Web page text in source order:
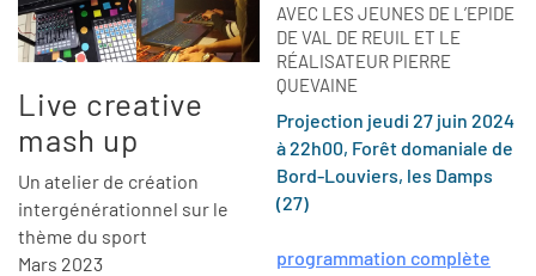
Live creative
mash up
Un atelier de création
intergénérationnel sur le
thème du sport
Mars 2023
AVEC LES JEUNES DE L’EPIDE
DE VAL DE REUIL ET LE
RÉALISATEUR PIERRE
QUEVAINE
Projection jeudi 27 juin 2024
à 22h00, Forêt domaniale de
Bord-Louviers, les Damps
(27)
programmation complète